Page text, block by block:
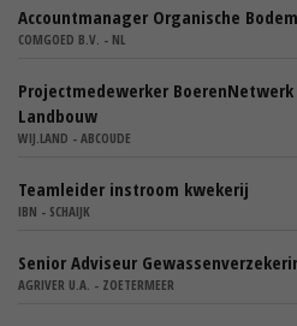
Accountmanager Organische
COMGOED B.V. - NL
Projectmedewerker
Landbouw
WIJ.LAND - ABCOUDE
Teamleider instroom kwekerij
IBN - SCHAIJK
Senior Adviseur
AGRIVER U.A. - ZOETERMEER